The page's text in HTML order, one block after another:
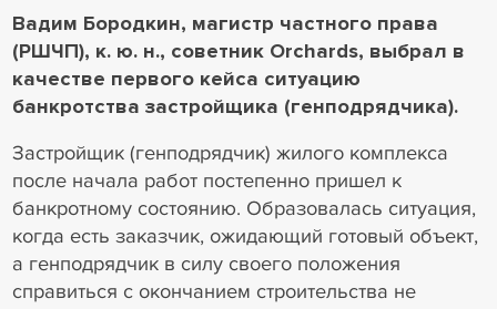
Вадим Бородкин, магистр частного права
(РШЧП), к. ю. н., советник Orchards, выбрал в
качестве первого кейса ситуацию
банкротства застройщика (генподрядчика).
Застройщик (генподрядчик) жилого комплекса
после начала работ постепенно пришел к
банкротному состоянию. Образовалась ситуация,
когда есть заказчик, ожидающий готовый объект,
а генподрядчик в силу своего положения
справиться с окончанием строительства не